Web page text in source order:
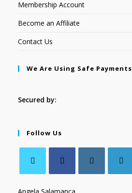
Membership Account
Become an Affiliate
Contact Us
We Are Using Safe Payments
Secured by:
Follow Us